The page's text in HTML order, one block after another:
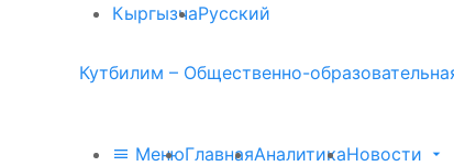
КыргызчаРусский
Кутбилим – Общественно-
МенюГлавнаяАналитикаНовости